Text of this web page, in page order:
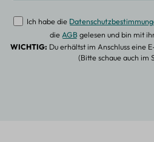
Ich habe die
dieAGBgelesen und bin mit
WICHTIG: Du erhältst im Anschluss eine
(Bitte schaue auch im